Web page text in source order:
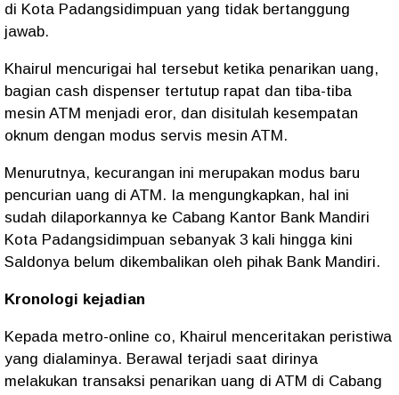
di Kota Padangsidimpuan yang tidak bertanggung
jawab.
Khairul mencurigai hal tersebut ketika penarikan uang,
bagian cash dispenser tertutup rapat dan tiba-tiba
mesin ATM menjadi eror, dan disitulah kesempatan
oknum dengan modus servis mesin ATM.
Menurutnya, kecurangan ini merupakan modus baru
pencurian uang di ATM. Ia mengungkapkan, hal ini
sudah dilaporkannya ke Cabang Kantor Bank Mandiri
Kota Padangsidimpuan sebanyak 3 kali hingga kini
Saldonya belum dikembalikan oleh pihak Bank Mandiri.
Kronologi kejadian
Kepada metro-online co, Khairul menceritakan peristiwa
yang dialaminya. Berawal terjadi saat dirinya
melakukan transaksi penarikan uang di ATM di Cabang